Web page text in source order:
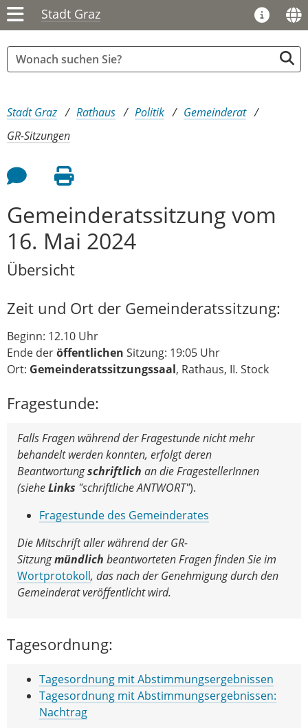
Stadt Graz
Sie sind hier:
Stadt Graz Rathaus Politik
Gemeinderat
GR-Sitzungen
Feedback an Autor
Seite drucken
Gemeinderatssitzung vom
16. Mai 2024
Übersicht
Zeit und Ort der Gemeinderatssitzung:
Beginn: 12.10 Uhr
Ende deröffentlichen Sitzung: 19:05 Uhr
Ort: Gemeinderatssitzungssaal, Rathaus, II. Stock
Fragestunde:
Falls Fragen während der Fragestunde nicht mehr
behandelt werden konnten, erfolgt deren
Beantwortungschriftlich an die FragestellerInnen
(sieheLinks "schriftliche ANTWORT").
Fragestunde des Gemeinderates
Die Mitschrift aller während der GR-
Sitzungmündlich beantworteten Fragen finden Sie im
Wortprotokoll, das nach der Genehmigung durch den
Gemeinderat veröffentlicht wird.
Tagesordnung:
Tagesordnung mit Abstimmungsergebnissen
Tagesordnung mit Abstimmungsergebnissen:
Nachtrag